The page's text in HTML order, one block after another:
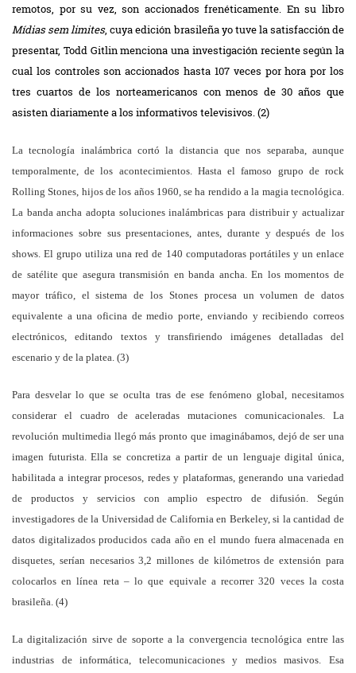
remotos, por su vez, son accionados frenéticamente. En su libro
Mídias sem limites, cuya edición brasileña yo tuve la satisfacción de
presentar, Todd Gitlin menciona una investigación reciente según la
cual los controles son accionados hasta 107 veces por hora por los
tres cuartos de los norteamericanos con menos de 30 años que
asisten diariamente a los informativos televisivos. (2)
La tecnología inalámbrica cortó la distancia que nos separaba, aunque
temporalmente, de los acontecimientos. Hasta el famoso grupo de rock
Rolling Stones, hijos de los años 1960, se ha rendido a la magia tecnológica.
La banda ancha adopta soluciones inalámbricas para distribuir y actualizar
informaciones sobre sus presentaciones, antes, durante y después de los
shows. El grupo utiliza una red de 140 computadoras portátiles y un enlace
de satélite que asegura transmisión en banda ancha. En los momentos de
mayor tráfico, el sistema de los Stones procesa un volumen de datos
equivalente a una oficina de medio porte, enviando y recibiendo correos
electrónicos, editando textos y transfiriendo imágenes detalladas del
escenario y de la platea. (3)
Para desvelar lo que se oculta tras de ese fenómeno global, necesitamos
considerar el cuadro de aceleradas mutaciones comunicacionales. La
revolución multimedia llegó más pronto que imaginábamos, dejó de ser una
imagen futurista. Ella se concretiza a partir de un lenguaje digital única,
habilitada a integrar procesos, redes y plataformas, generando una variedad
de productos y servicios con amplio espectro de difusión. Según
investigadores de la Universidad de California en Berkeley, si la cantidad de
datos digitalizados producidos cada año en el mundo fuera almacenada en
disquetes, serían necesarios 3,2 millones de kilómetros de extensión para
colocarlos en línea reta – lo que equivale a recorrer 320 veces la costa
brasileña. (4)
La digitalización sirve de soporte a la convergencia tecnológica entre las
industrias de informática, telecomunicaciones y medios masivos. Esa